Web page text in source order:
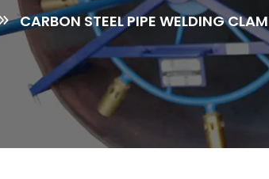
CARBON STEEL PIPE WELDING